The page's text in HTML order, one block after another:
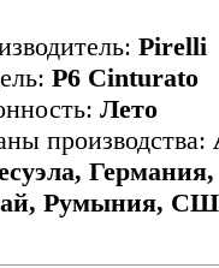
Pirelli
P6 Cinturato
Лето
производства:
Румыния,